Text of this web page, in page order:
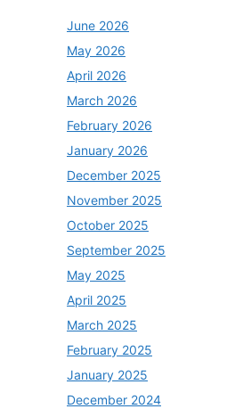
June 2026
May 2026
April 2026
March 2026
February 2026
January 2026
December 2025
November 2025
October 2025
September 2025
May 2025
April 2025
March 2025
February 2025
January 2025
December 2024